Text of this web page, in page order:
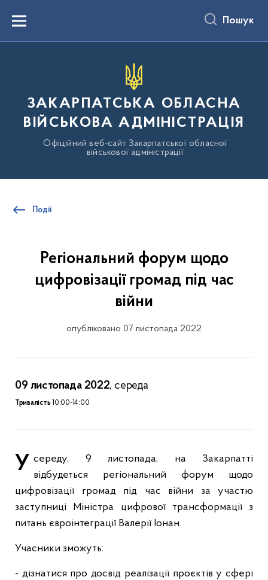
вмістуMenu Пошук
ЗАКАРПАТСЬКА ОБЛАСНА
ВІЙСЬКОВА АДМІНІСТРАЦІЯ
Офіційний веб-сайт Закарпатської обласної
військової адміністрації
Події
Регіональний форум щодо
цифровізації громад під час
війни
опубліковано 07 листопада 2022
09 листопада 2022, середа
Тривалість 10:00-14:00
У середу, 9 листопада, на Закарпатті відбудеться регіональний форум щодо
цифровізації громад під час війни за участю
заступниці Міністра цифрової трансформації з
питань євроінтеграції Валерії Іонан.
Учасники зможуть:
- дізнатися про досвід реалізації проєктів у сфері